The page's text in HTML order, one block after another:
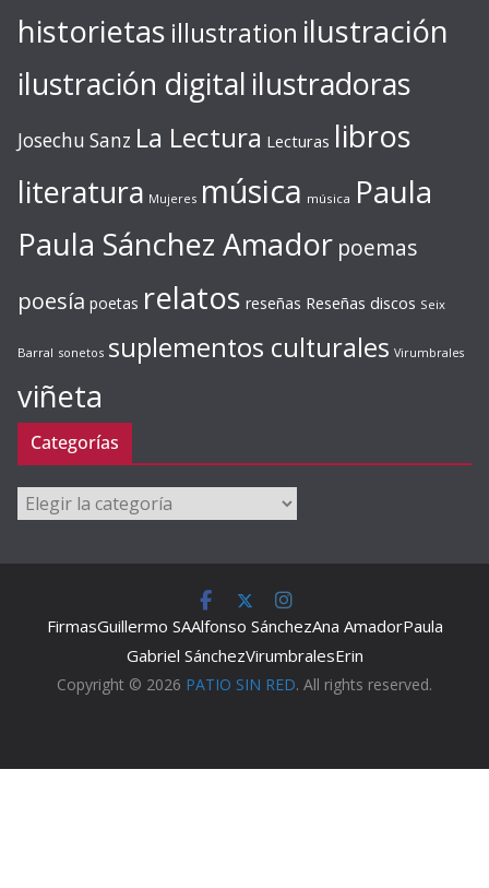
historietas illustration ilustración
ilustración digital ilustradoras
Josechu Sanz La Lectura Lecturas libros
literatura Mujeres música música Paula
Paula Sánchez Amador poemas
poesía poetas relatos reseñas Reseñas discos Seix
Barral sonetos suplementos culturales Virumbrales
viñeta
Categorías
Categorías
FirmasGuillermo SAAlfonso SánchezAna AmadorPaula
Gabriel SánchezVirumbralesErin
Copyright © 2026 PATIO SIN RED. All rights reserved.